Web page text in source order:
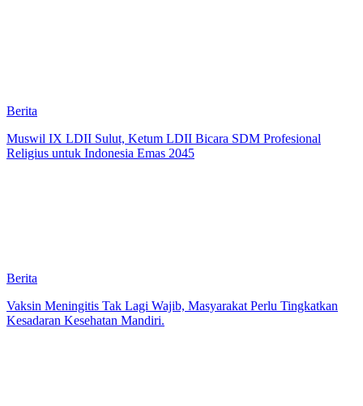
Berita
Muswil IX LDII Sulut, Ketum LDII Bicara SDM Profesional
Religius untuk Indonesia Emas 2045
Berita
Vaksin Meningitis Tak Lagi Wajib, Masyarakat Perlu Tingkatkan
Kesadaran Kesehatan Mandiri.